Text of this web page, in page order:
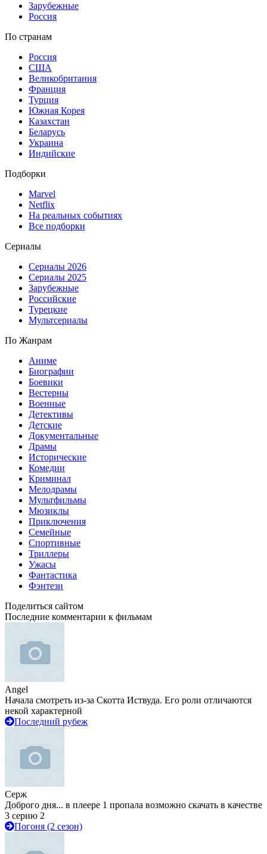
Зарубежные
Россия
По странам
Россия
США
Великобритания
Франция
Турция
Южная Корея
Казахстан
Беларусь
Украина
Индийские
Подборки
Marvel
Netflix
На реальных событиях
Все подборки
Сериалы
Сериалы 2026
Сериалы 2025
Зарубежные
Российские
Турецкие
Мультсериалы
По Жанрам
Аниме
Биографии
Боевики
Вестерны
Военные
Детективы
Детские
Документальные
Драмы
Исторические
Комедии
Криминал
Мелодрамы
Мультфильмы
Мюзиклы
Приключения
Семейные
Спортивные
Триллеры
Ужасы
Фантастика
Фэнтези
Поделиться сайтом
Последние комментарии к фильмам
Angel
Начала смотреть из-за Скотта Иствуда. Его роли отличаются
некой характерной
Последний рубеж
Серж
Доброго дня... в плеере 1 пропала возможно скачать в качестве
3 серию 2
Погоня (2 сезон)